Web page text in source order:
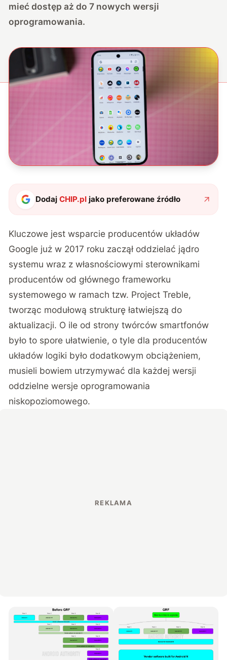
mieć dostęp aż do 7 nowych wersji
oprogramowania.
DodajCHIP.pl jako preferowane źródło
Kluczowe jest wsparcie producentów układów
Google już w 2017 roku zaczął oddzielać jądro
systemu wraz z własnościowymi sterownikami
producentów od głównego frameworku
systemowego w ramach tzw. Project Treble,
tworząc modułową strukturę łatwiejszą do
aktualizacji. O ile od strony twórców smartfonów
było to spore ułatwienie, o tyle dla producentów
układów logiki było dodatkowym obciążeniem,
musieli bowiem utrzymywać dla każdej wersji
oddzielne wersje oprogramowania
niskopoziomowego.